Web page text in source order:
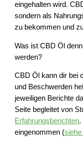
eingehalten wird.
sondern als
zu bekommen und
Was ist CBD Öl
werden?
CBD Öl kann dir bei
und Beschwerden
jeweiligen Berichte
Seite begleitet von
Erfahrungsberichten.
eingenommen (